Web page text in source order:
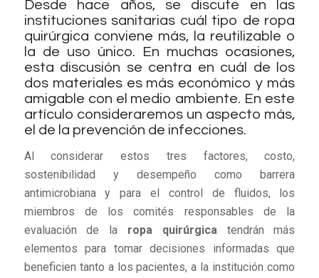
Desde hace años, se discute en las
instituciones sanitarias cuál tipo de ropa
quirúrgica conviene más, la reutilizable o
la de uso único. En muchas ocasiones,
esta discusión se centra en cuál de los
dos materiales es más económico y más
amigable con el medio ambiente. En este
artículo consideraremos un aspecto más,
el de la prevención de infecciones.
Al considerar estos tres factores, costo,
sostenibilidad y desempeño como barrera
antimicrobiana y para el control de fluidos, los
miembros de los comités responsables de la
evaluación de la ropa quirúrgicatendrán más
elementos para tomar decisiones informadas que
beneficien tanto a los pacientes, a la institución como